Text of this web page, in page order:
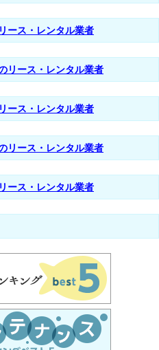
ース・レンタル業者
リース・レンタル業者
ース・レンタル業者
リース・レンタル業者
ース・レンタル業者